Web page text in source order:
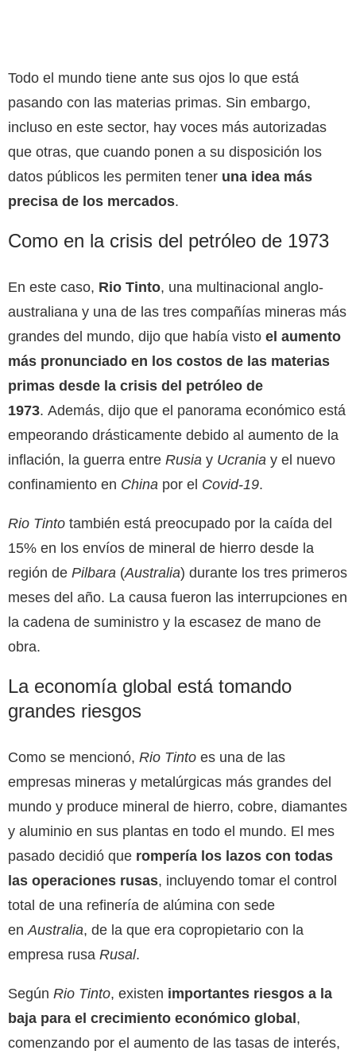
Todo el mundo tiene ante sus ojos lo que está
pasando con las materias primas. Sin embargo,
incluso en este sector, hay voces más autorizadas
que otras, que cuando ponen a su disposición los
datos públicos les permiten tener una idea más
precisa de los mercados.
Como en la crisis del petróleo de 1973
En este caso, Rio Tinto, una multinacional anglo-
australiana y una de las tres compañías mineras más
grandes del mundo, dijo que había visto el aumento
más pronunciado en los costos de las materias
primas desde la crisis del petróleo de
1973. Además, dijo que el panorama económico está
empeorando drásticamente debido al aumento de la
inflación, la guerra entre Rusia y Ucrania y el nuevo
confinamiento en China por el Covid-19.
Rio Tinto también está preocupado por la caída del
15% en los envíos de mineral de hierro desde la
región de Pilbara (Australia) durante los tres primeros
meses del año. La causa fueron las interrupciones en
la cadena de suministro y la escasez de mano de
obra.
La economía global está tomando
grandes riesgos
Como se mencionó, Rio Tinto es una de las
empresas mineras y metalúrgicas más grandes del
mundo y produce mineral de hierro, cobre, diamantes
y aluminio en sus plantas en todo el mundo. El mes
pasado decidió que rompería los lazos con todas
las operaciones rusas, incluyendo tomar el control
total de una refinería de alúmina con sede
en Australia, de la que era copropietario con la
empresa rusa Rusal.
Según Rio Tinto, existen importantes riesgos a la
baja para el crecimiento económico global,
comenzando por el aumento de las tasas de interés,